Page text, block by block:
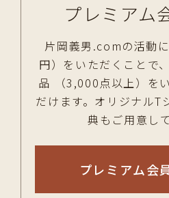
プレミアム
片岡義男.comの活動
円）をいただくことで
品 （3,000点以上）を
だけます。オリジナルT
典もご用意し
プレミアム会